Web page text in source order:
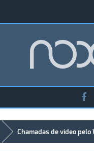
Chamadas de video